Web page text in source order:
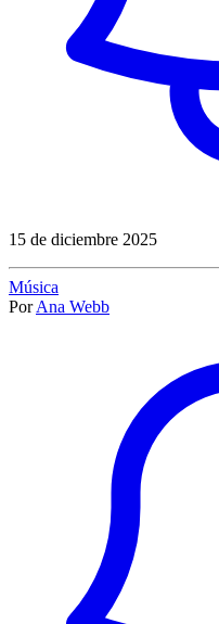
15 de diciembre 2025
Música
Por Ana Webb